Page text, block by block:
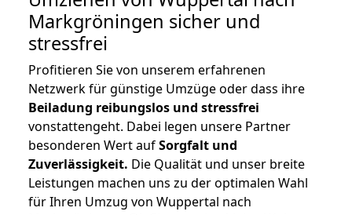
Markgröningen sicher und
stressfrei
Profitieren Sie von unserem erfahrenen
Netzwerk für günstige Umzüge oder dass ihre
Beiladung reibungslos und stressfrei
vonstattengeht. Dabei legen unsere Partner
besonderen Wert aufSorgfalt und
Zuverlässigkeit. Die Qualität und unser breite
Leistungen machen uns zu der optimalen Wahl
für Ihren Umzug von Wuppertal nach